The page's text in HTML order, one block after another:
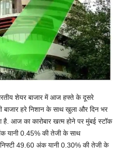
शेयर बाजार में आज हफ्ते के दूसरे
बाजार हरे निशान के साथ खुला और दिन भर
है. आज का कारोबार खत्म होने पर मुंबई स्टॉक
0.45% की तेजी के साथ
49.60 अंक यानी 0.30% की तेजी के